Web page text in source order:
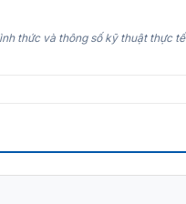
thức và thông số kỹ thuật thực tế